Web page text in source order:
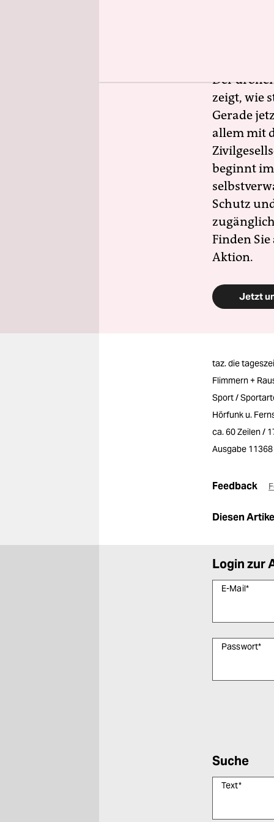
Die
Der
zeigt, wie
Gerade
allem mit
beginnt
Schutz
Finden
Aktion.
Jetzt
taz. die
Flimmern +
Sport /
Hörfunk u.
ca. 60 Zeilen /
Ausgabe 11368
Feedback
Diesen
Login zur
E-Mail*
Passwort*
Suche
Text*